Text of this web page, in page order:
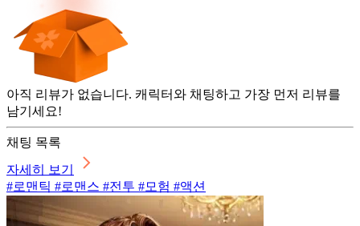
아직 리뷰가 없습니다. 캐릭터와 채팅하고 가장 먼저 리뷰를
남기세요!
채팅 목록
자세히 보기
#로맨틱 #로맨스 #전투 #모험 #액션